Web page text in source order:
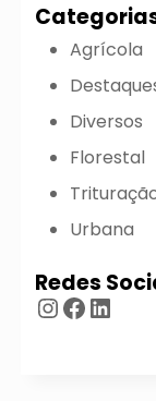
Agrícola
Diversos
Florestal
Urbana
Redes
Instagram